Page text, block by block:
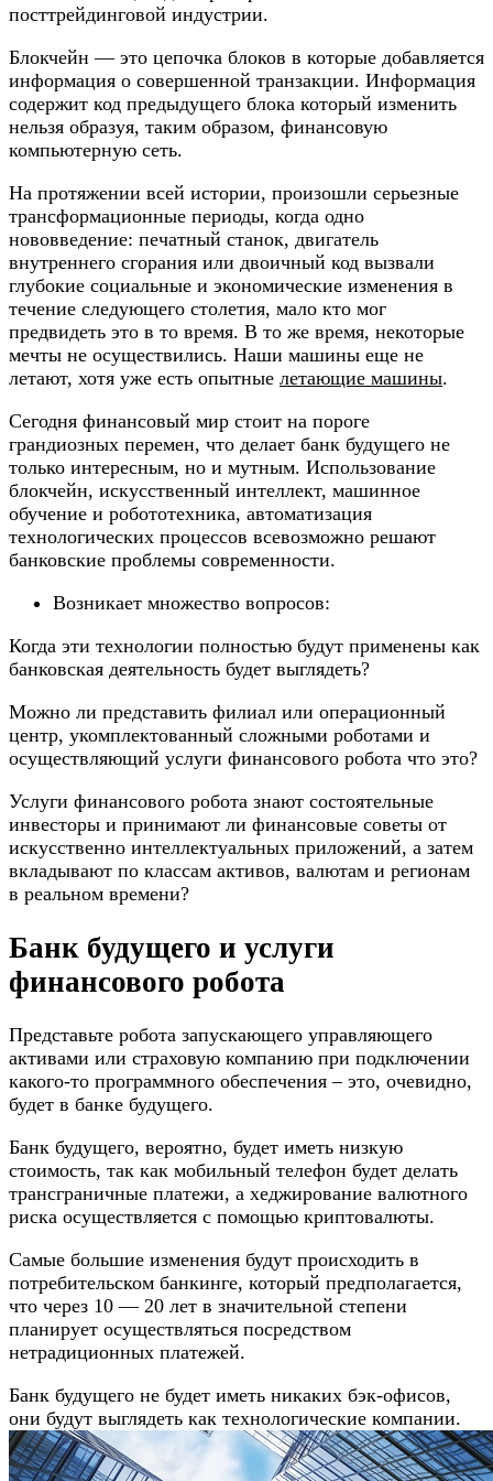
посттрейдинговой индустрии.
Блокчейн — это цепочка блоков в которые добавляется
информация о совершенной транзакции. Информация
содержит код предыдущего блока который изменить
нельзя образуя, таким образом, финансовую
компьютерную сеть.
На протяжении всей истории, произошли серьезные
трансформационные периоды, когда одно
нововведение: печатный станок, двигатель
внутреннего сгорания или двоичный код вызвали
глубокие социальные и экономические изменения в
течение следующего столетия, мало кто мог
предвидеть это в то время. В то же время, некоторые
мечты не осуществились. Наши машины еще не
летают, хотя уже есть опытные летающие машины.
Сегодня финансовый мир стоит на пороге
грандиозных перемен, что делает банк будущего не
только интересным, но и мутным. Использование
блокчейн, искусственный интеллект, машинное
обучение и робототехника, автоматизация
технологических процессов всевозможно решают
банковские проблемы современности.
Возникает множество вопросов:
Когда эти технологии полностью будут применены как
банковская деятельность будет выглядеть?
Можно ли представить филиал или операционный
центр, укомплектованный сложными роботами и
осуществляющий услуги финансового робота что это?
Услуги финансового робота знают состоятельные
инвесторы и принимают ли финансовые советы от
искусственно интеллектуальных приложений, а затем
вкладывают по классам активов, валютам и регионам
в реальном времени?
Банк будущего и услуги
финансового робота
Представьте робота запускающего управляющего
активами или страховую компанию при подключении
какого-то программного обеспечения – это, очевидно,
будет в банке будущего.
Банк будущего, вероятно, будет иметь низкую
стоимость, так как мобильный телефон будет делать
трансграничные платежи, а хеджирование валютного
риска осуществляется с помощью криптовалюты.
Самые большие изменения будут происходить в
потребительском банкинге, который предполагается,
что через 10 — 20 лет в значительной степени
планирует осуществляться посредством
нетрадиционных платежей.
Банк будущего не будет иметь никаких бэк-офисов,
они будут выглядеть как технологические компании.